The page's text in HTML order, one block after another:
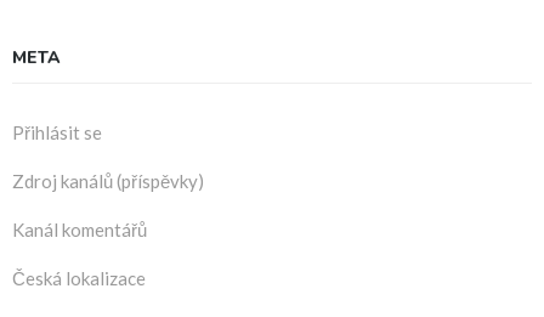
META
Přihlásit se
Zdroj kanálů (příspěvky)
Kanál komentářů
Česká lokalizace